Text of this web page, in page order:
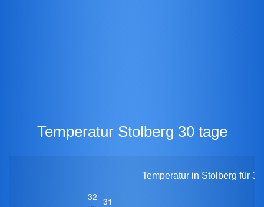
Temperatur Stolberg 30 tage
Temperatur in Stolberg für